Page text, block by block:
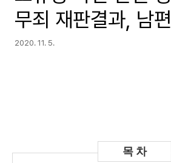
무죄 재판결과, 남
살인 사건
2020. 11. 5.